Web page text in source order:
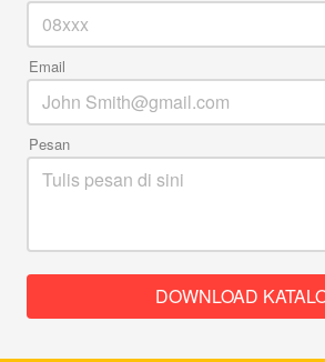
Email
Pesan
`DOWNLOAD